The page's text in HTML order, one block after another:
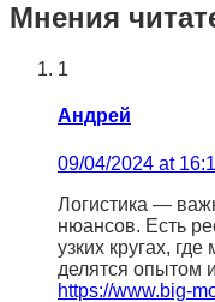
Мнения
1
Андрей
09/04/2024 at
Логистика —
нюансов. Есть
узких кругах,
делятся опытом
https://www.big-